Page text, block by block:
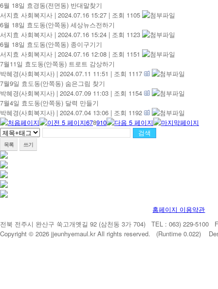
6월 18일 효경동(전면동) 반대말찾기
서지효 사회복지사 | 2024.07.16 15:27 | 조회 1105
6월 18일 효도동(안쪽동) 세상뉴스전하기
서지효 사회복지사 | 2024.07.16 15:24 | 조회 1123
6월 18일 효도동(안쪽동) 종이구기기
서지효 사회복지사 | 2024.07.16 12:08 | 조회 1151
7월11일 효도동(안쪽동) 트로트 감상하기
박혜경(사회복지사) | 2024.07.11 11:51 | 조회 1117
7월9일 효도동(안쪽동) 숨은그림 찾기
박혜경(사회복지사) | 2024.07.09 11:03 | 조회 1154
7월4일 효도동(안쪽동) 달력 만들기
박혜경(사회복지사) | 2024.07.04 13:06 | 조회 1192
678910
목록 쓰기
홈페이지 이용약관
전북 전주시 완산구 쑥고개옛길 92 (삼천동 3가 704) TEL : 063) 229-5100
Copyright © 2026 jjeunhyemaul.kr All rights reserved. (Runtime 0.022)